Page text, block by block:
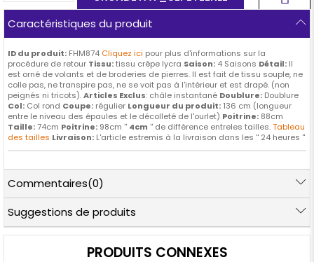
Caractéristiques du produit
ID du produit: FHM874 Cliquez ici pour plus d'informations sur la
procédure de retour Tissu:tissu crêpe lycra Saison: 4 Saisons Détail: Il
est orné de volants et de broderies de pierres. Il est fait de tissu souple, ne
colle pas, ne transpire pas, ne se voit pas à l'intérieur et est drapé. (non
peignés ni tricots).Articles Exclus: châle instantané Doublure: Doublure
Col: Col rond Coupe: régulier Longueur du produit: 136 cm (longueur
entre le niveau des épaules et le décolleté de l'ourlet) Poitrine: 88cm
Taille:74cm Poitrine: 98cm '' 4cm '' de différence entreles tailles.Tableau
des tailles Livraison: L'article estremis à la livraison dans les '' 24 heures ''
Commentaires(0)
Suggestions de produits
PRODUITS CONNEXES